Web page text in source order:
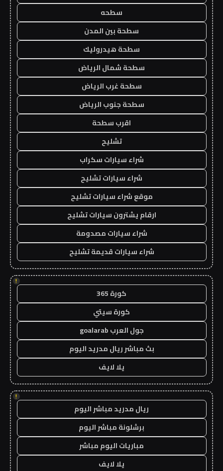
سطحه
سطحة بين المدن
سطحة هيدروليك
سطحة شمال الرياض
سطحة غرب الرياض
سطحة جنوب الرياض
اقرب سطحة
تشليح
شراء سيارات سكراب
شراء سيارات تشليح
موقع شراء سيارات تشليح
ارقام يشترون سيارات تشليح
شراء سيارات مصدومة
شراء سيارات قديمة تشليح
!
كورة 365
كورة سيتي
جول العرب goalarab
بث مباشر ريال مدريد اليوم
يلا لايف
!
ريال مدريد مباشر اليوم
برشلونة مباشر اليوم
مباريات اليوم مباشر
يلا لايف